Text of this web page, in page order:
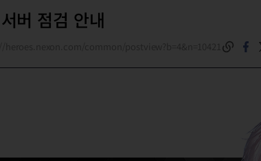
버 점검 안내